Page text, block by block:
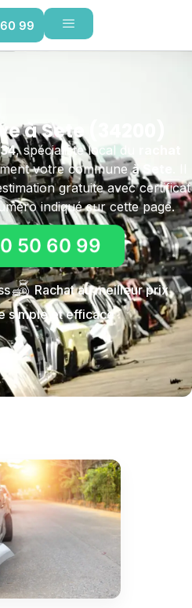
99
à Sete (34200)
, spécialiste local du
votre communeà Sete
gratuite avec certificat
indiqué sur cette page.
50 60 99
Rachat au meilleur prix
simple et efficace